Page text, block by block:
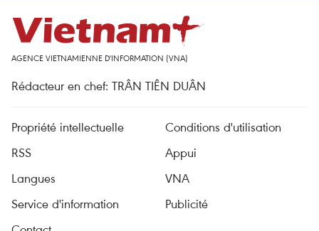
AGENCE VIETNAMIENNE D'INFORMATION (VNA)
Rédacteur en chef: TRÂN TIÊN DUÂN
Propriété intellectuelle
Conditions d'utilisation
RSS
Appui
Langues
VNA
Service d'information
Publicité